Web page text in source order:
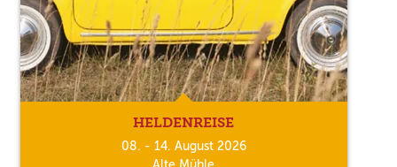
HELDENREISE
08. - 14. August 2026